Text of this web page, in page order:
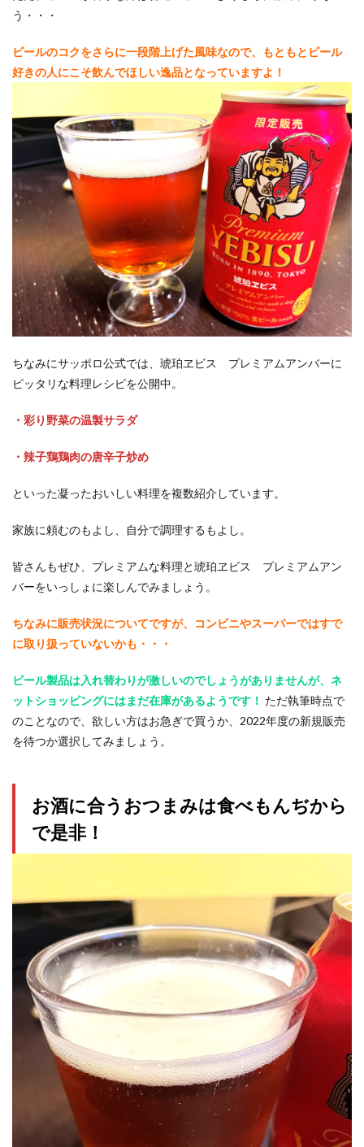
う・・・
ビールのコクをさらに一段階上げた風味なので、もともとビール
好きの人にこそ飲んでほしい逸品となっていますよ！
ちなみにサッポロ公式では、琥珀ヱビス プレミアムアンバーに
ピッタリな料理レシピを公開中。
・彩り野菜の温製サラダ
・辣子鶏鶏肉の唐辛子炒め
といった凝ったおいしい料理を複数紹介しています。
家族に頼むのもよし、自分で調理するもよし。
皆さんもぜひ、プレミアムな料理と琥珀ヱビス プレミアムアン
バーをいっしょに楽しんでみましょう。
ちなみに販売状況についてですが、コンビニやスーパーではすで
に取り扱っていないかも・・・
ビール製品は入れ替わりが激しいのでしょうがありませんが、ネ
ットショッピングにはまだ在庫があるようです！ ただ執筆時点で
のことなので、欲しい方はお急ぎで買うか、2022年度の新規販売
を待つか選択してみましょう。
お酒に合うおつまみは食べもんぢから
で是非！